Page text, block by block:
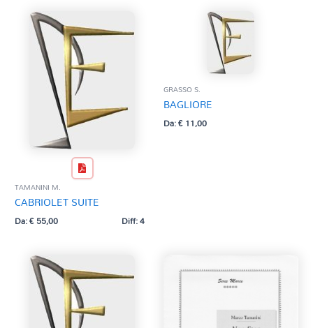
TAMANINI M.
CABRIOLET SUITE
Da:€55,00 Diff: 4
GRASSO S.
BAGLIORE
Da:€11,00